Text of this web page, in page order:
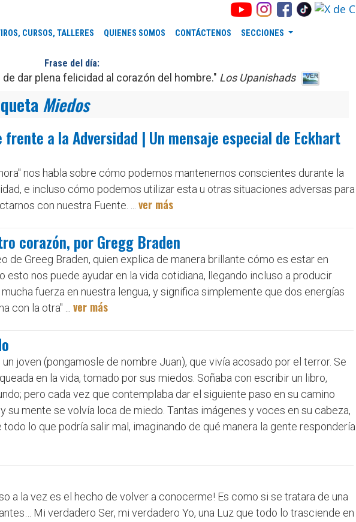
CURSOS, TALLERES QUIENES SOMOS CONTÁCTENOS SECCIONES
Frase del día:
dar plena felicidad al corazón del hombre." Los Upanishads
Miedos
a la Adversidad | Un mensaje especial de Eckhart
nos habla sobre cómo podemos mantenernos conscientes durante la
e incluso cómo podemos utilizar esta u otras situaciones adversas para
con nuestra Fuente. ... ver más
corazón, por Gregg Braden
de Greeg Braden, quien explica de manera brillante cómo es estar en
nos puede ayudar en la vida cotidiana, llegando incluso a producir
fuerza en nuestra lengua, y significa simplemente que dos energías
con la otra" ... ver más
joven (pongamosle de nombre Juan), que vivía acosado por el terror. Se
en la vida, tomado por sus miedos. Soñaba con escribir un libro,
pero cada vez que contemplaba dar el siguiente paso en su camino
su mente se volvía loca de miedo. Tantas imágenes y voces en su cabeza,
lo que podría salir mal, imaginando de qué manera la gente respondería
a la vez es el hecho de volver a conocerme! Es como si se tratara de una
Mi verdadero Ser, mi verdadero Yo, una Luz que todo lo trasciende en